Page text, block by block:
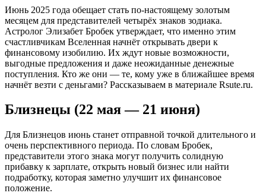
Июнь 2025 года обещает стать по-настоящему золотым
месяцем для представителей четырёх знаков зодиака.
Астролог Элизабет Бробек утверждает, что именно этим
счастливчикам Вселенная начнёт открывать двери к
финансовому изобилию. Их ждут новые возможности,
выгодные предложения и даже неожиданные денежные
поступления. Кто же они — те, кому уже в ближайшее время
начнёт везти с деньгами? Рассказываем в материале Rsute.ru.
Близнецы (22 мая — 21 июня)
Для Близнецов июнь станет отправной точкой длительного и
очень перспективного периода. По словам Бробек,
представители этого знака могут получить солидную
прибавку к зарплате, открыть новый бизнес или найти
подработку, которая заметно улучшит их финансовое
положение.